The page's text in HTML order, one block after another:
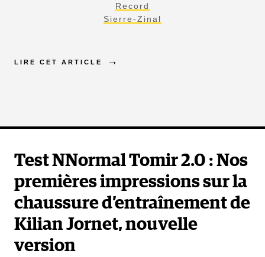
Record
Sierre-Zinal
LIRE CET ARTICLE
Test NNormal Tomir 2.0 : Nos
premières impressions sur la
chaussure d’entraînement de
Kilian Jornet, nouvelle
version